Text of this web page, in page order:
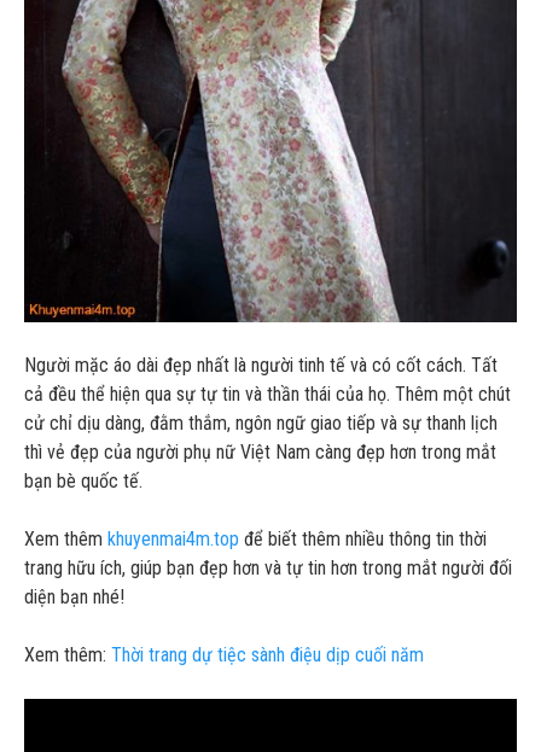
Người mặc áo dài đẹp nhất là người tinh tế và có cốt cách. Tất
cả đều thể hiện qua sự tự tin và thần thái của họ. Thêm một chút
cử chỉ dịu dàng, đằm thắm, ngôn ngữ giao tiếp và sự thanh lịch
thì vẻ đẹp của người phụ nữ Việt Nam càng đẹp hơn trong mắt
bạn bè quốc tế.
Xem thêm khuyenmai4m.top để biết thêm nhiều thông tin thời
trang hữu ích, giúp bạn đẹp hơn và tự tin hơn trong mắt người đối
diện bạn nhé!
Xem thêm: Thời trang dự tiệc sành điệu dịp cuối năm